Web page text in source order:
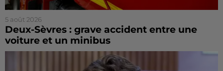
5 août 2026
Deux-Sèvres : grave accident entre une
voiture et un minibus